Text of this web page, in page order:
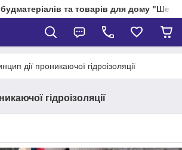
будматеріалів та товарів для дому
дії проникаючої гідроізоляції
гідроізоляції